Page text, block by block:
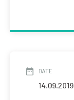
DATE
14.09.2019